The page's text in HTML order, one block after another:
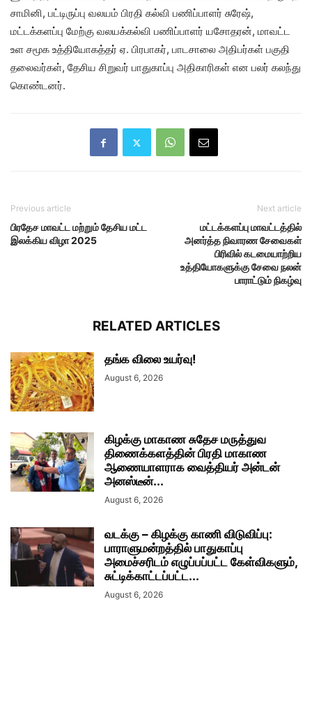
சாமினி, பட்டிருப்பு வலயம் பிரதி கல்வி பணிப்பாளர் சுரேஷ்,
மட்டக்களப்பு மேற்கு வலயக்கல்வி பணிப்பாளர் யசோதரன், மாவட்ட
உள சமூக உத்தியோகத்தர் ஏ. பிரபாகர், பாடசாலை அதிபர்கள் பகுதி
தலைவர்கள், தேசிய சிறுவர் பாதுகாப்பு அதிகாரிகள் என பலர் கலந்து
கொண்டனர்.
Previous article
பிரதேச மாவட்ட மற்றும் தேசிய மட்ட
இலக்கிய விழா 2025
Next article
மட்டக்களப்பு மாவட்டத்தில்
அனர்த்த நிவாரண சேவைகள்
பிரிவில் கடமையாற்றிய
உத்தியோகளுக்கு சேவை நலன்
பாராட்டும் நிகழ்வு
RELATED ARTICLES
தங்க விலை உயர்வு!
August 6, 2026
கிழக்கு மாகாண சுதேச மருத்துவ
திணைக்களத்தின் பிரதி மாகாண
ஆணையாளராக வைத்தியர் அன்டன்
அனஸ்டீன்...
August 6, 2026
வடக்கு – கிழக்கு காணி விடுவிப்பு:
பாராளுமன்றத்தில் பாதுகாப்பு
அமைச்சரிடம் எழுப்பப்பட்ட கேள்விகளும்,
சுட்டிக்காட்டப்பட்ட...
August 6, 2026